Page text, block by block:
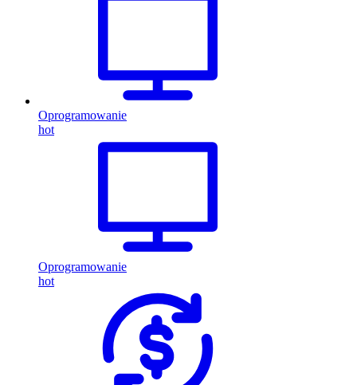
Oprogramowanie
hot
Oprogramowanie
hot